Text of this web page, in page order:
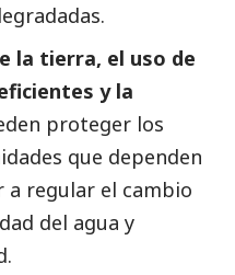
la tierra, el uso de
y la
proteger los
que dependen
a regular el cambio
del agua y